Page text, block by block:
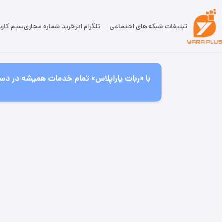
تبلیغات شبکه های اجتماعی تلگرام ادزخرید شماره مجازیسیم
با «ربات یاراپلاس» تمام خدمات همیشه در